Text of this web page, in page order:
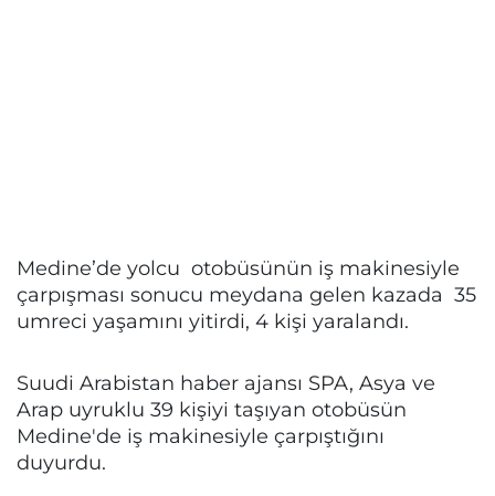
Medine’de yolcu otobüsünün iş makinesiyle
çarpışması sonucu meydana gelen kazada 35
umreci yaşamını yitirdi, 4 kişi yaralandı.
Suudi Arabistan haber ajansı SPA, Asya ve
Arap uyruklu 39 kişiyi taşıyan otobüsün
Medine'de iş makinesiyle çarpıştığını
duyurdu.